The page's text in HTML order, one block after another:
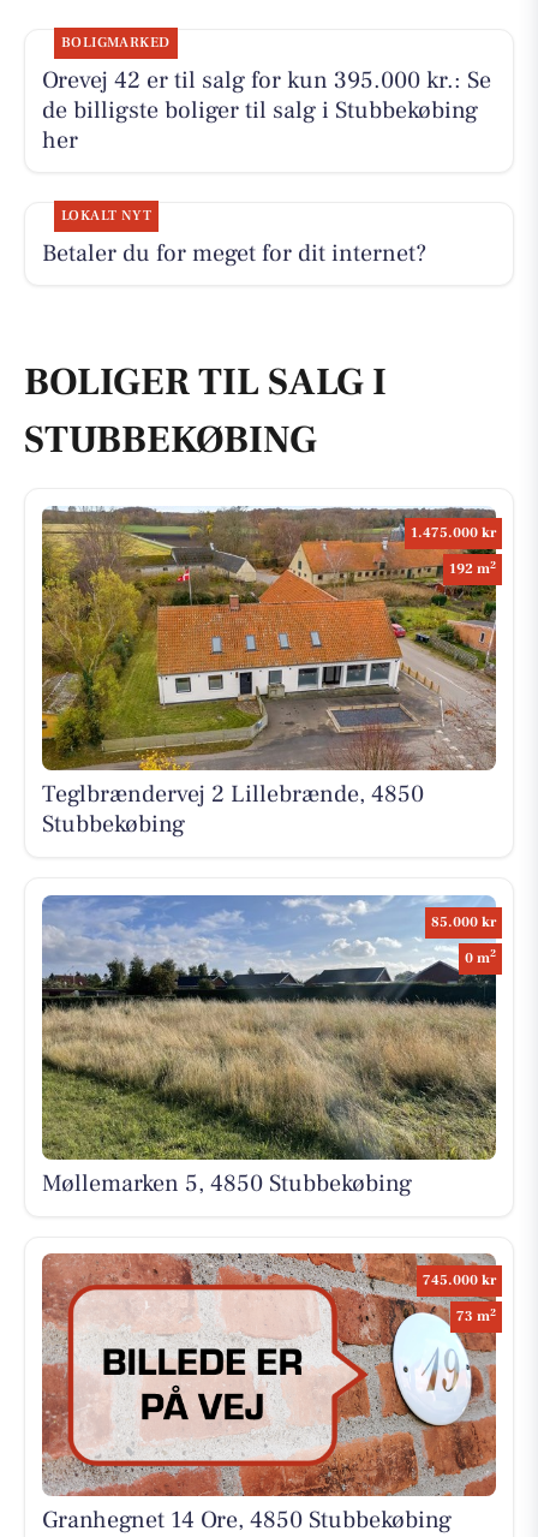
BOLIGMARKED
Orevej 42 er til salg for kun 395.000 kr.: Se
de billigste boliger til salg i Stubbekøbing
her
LOKALT NYT
Betaler du for meget for dit internet?
BOLIGER TIL SALG I
STUBBEKØBING
1.475.000 kr
192 m2
Teglbrændervej 2 Lillebrænde, 4850
Stubbekøbing
85.000 kr
0 m2
Møllemarken 5, 4850 Stubbekøbing
745.000 kr
73 m2
Granhegnet 14 Ore, 4850 Stubbekøbing